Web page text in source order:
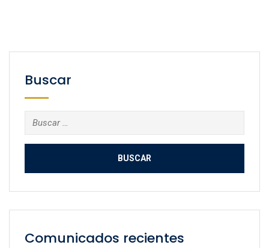
Buscar
Buscar:
Comunicados recientes